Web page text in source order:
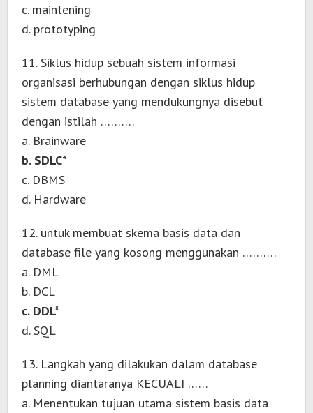
c. maintening
d. prototyping
11. Siklus hidup sebuah sistem informasi
organisasi berhubungan dengan siklus hidup
sistem database yang mendukungnya disebut
dengan istilah ……….
a. Brainware
b. SDLC*
c. DBMS
d. Hardware
12. untuk membuat skema basis data dan
database file yang kosong menggunakan ……….
a. DML
b. DCL
c. DDL*
d. SQL
13. Langkah yang dilakukan dalam database
planning diantaranya KECUALI ……
a. Menentukan tujuan utama sistem basis data